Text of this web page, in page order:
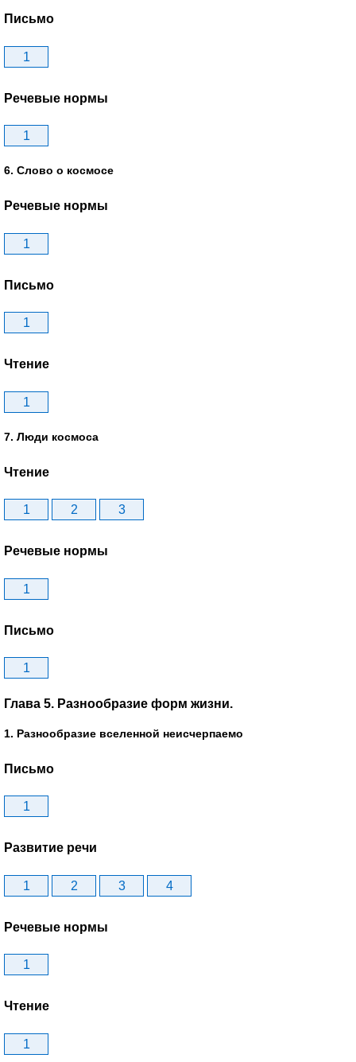
Письмо
1
Речевые нормы
1
6. Слово о космосе
Речевые нормы
1
Письмо
1
Чтение
1
7. Люди космоса
Чтение
1 2 3
Речевые нормы
1
Письмо
1
Глава 5. Разнообразие форм жизни.
1. Разнообразие вселенной неисчерпаемо
Письмо
1
Развитие речи
1 2 3 4
Речевые нормы
1
Чтение
1